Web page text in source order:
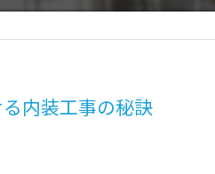
内装工事の秘訣